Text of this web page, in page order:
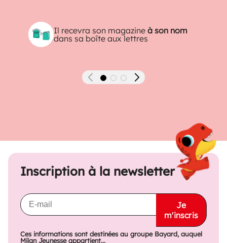
Il recevra son magazineà son nom
dans sa boîte aux lettres
Précédent Suivant
Inscription à la newsletter
Je
m'inscris
Ces informations sont destinées au groupe Bayard, auquel
Milan Jeunesse appartient...